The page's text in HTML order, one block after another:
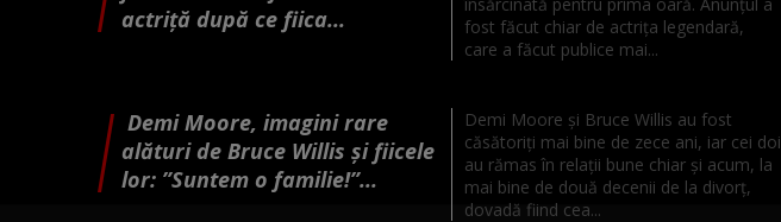
actriță după ce fiica...
fost făcut chiar de actrița legendară,
care a făcut publice mai...
Demi Moore, imagini rare
alături de Bruce Willis și fiicele
lor: ”Suntem o familie!”...
Demi Moore și Bruce Willis au fost
căsătoriți mai bine de zece ani, iar cei doi
au rămas în relații bune chiar și acum, la
mai bine de două decenii de la divorț,
dovadă fiind cea...